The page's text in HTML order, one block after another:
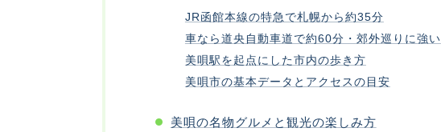
JR函館本線の特急で札幌から約35分
車なら道央自動車道で約60分・郊外巡りに強い
美唄駅を起点にした市内の歩き方
美唄市の基本データとアクセスの目安
美唄の名物グルメと観光の楽しみ方